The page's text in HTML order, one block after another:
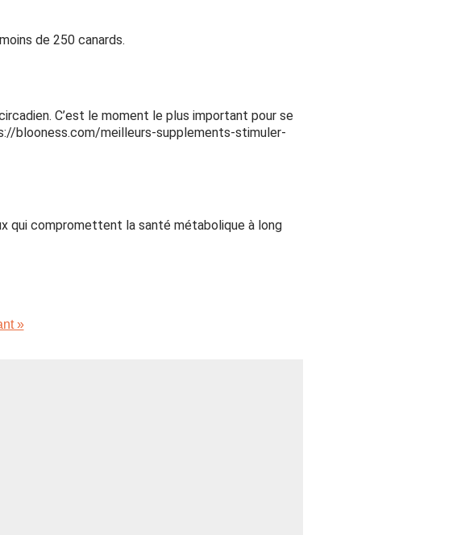
de 250 canards.
C’est le moment le plus important pour se
blooness.com/meilleurs-supplements-stimuler-
qui compromettent la santé métabolique à long
»